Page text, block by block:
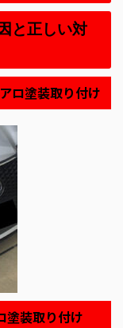
と正しい対
ロ塗装取り付け
装取り付け